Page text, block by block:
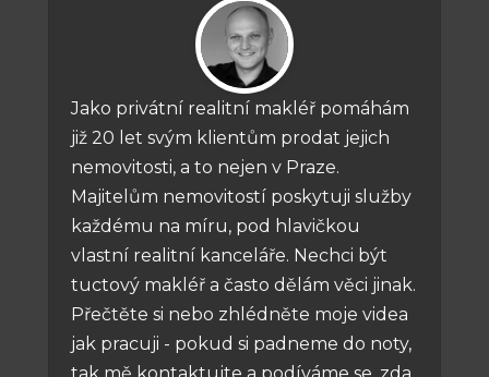
Jako privátní realitní makléř pomáhám
již 20 let svým klientům prodat jejich
nemovitosti, a to nejen v Praze.
Majitelům nemovitostí poskytuji služby
každému na míru, pod hlavičkou
vlastní realitní kanceláře. Nechci být
tuctový makléř a často dělám věci jinak.
Přečtěte si nebo zhlédněte moje videa
jak pracuji - pokud si padneme do noty,